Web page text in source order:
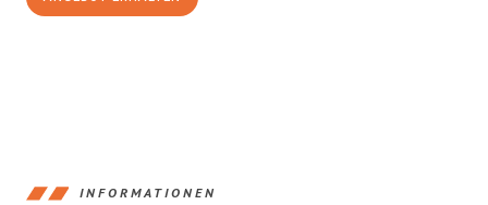
INFORMATIONEN